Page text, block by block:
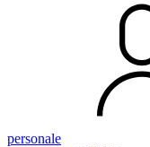
personale